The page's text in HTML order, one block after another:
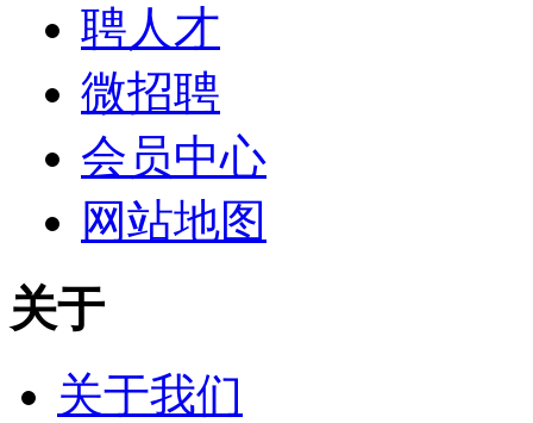
聘人才
微招聘
会员中心
网站地图
关于
关于我们